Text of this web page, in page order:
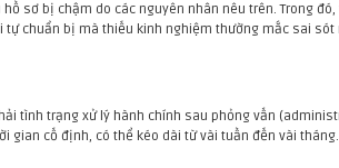
sơ bị chậm do các nguyên nhân nêu trên. Trong
tự chuẩn bị mà thiếu kinh nghiệm thường mắc sai
tình trạng xử lý hành chính sau phỏng vấn
gian cố định, có thể kéo dài từ vài tuần đến vài